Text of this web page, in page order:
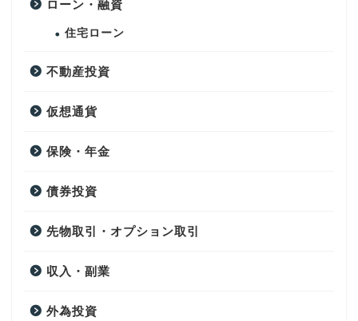
ローン・融資
住宅ローン
不動産投資
仮想通貨
保険・年金
債券投資
先物取引・オプション取引
収入・副業
外為投資